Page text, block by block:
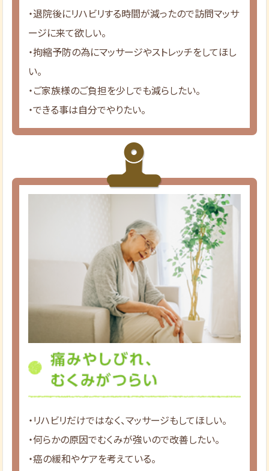
・退院後にリハビリする時間が減ったので訪問マッサ
ージに来て欲しい。
・拘縮予防の為にマッサージやストレッチをしてほし
い。
・ご家族様のご負担を少しでも減らしたい。
・できる事は自分でやりたい。
・リハビリだけではなく、マッサージもしてほしい。
・何らかの原因でむくみが強いので改善したい。
・癌の緩和やケアを考えている。